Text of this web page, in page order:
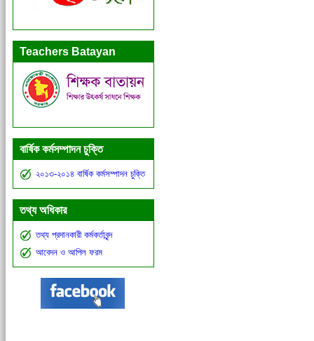
Teachers Batayan
বার্ষিক কর্মসম্পাদন চুক্তি
২০১৩-২০১৪ বার্ষিক কর্মসম্পাদন চুক্তি
তথ্য অধিকার
তথ্য প্রদানকারী কর্মকর্তাবৃন্দ
আবেদন ও আপিল ফরম